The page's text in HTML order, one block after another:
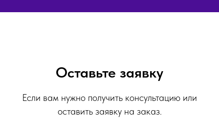
Оставьте заявку
Если вам нужно получить консультацию или
оставить заявку на заказ.